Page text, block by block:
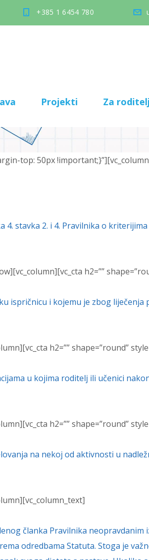
+385 1 6454 780
Projekti Za
top: 50px
stavka 2. i 4. Pravilnika o
h2=””
ispričnicu i kojemu je zbog
h2=”” shape=”round”
u kojima roditelj ili učenici
h2=”” shape=”round”
na nekoj od aktivnosti u
članka Pravilnika
odredbama Statuta. Stoga je